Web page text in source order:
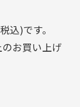
込)です。
お買い上げ